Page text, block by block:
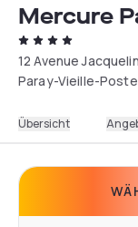
Mercure
12 Avenue
Paray-Vieille-
Übersicht